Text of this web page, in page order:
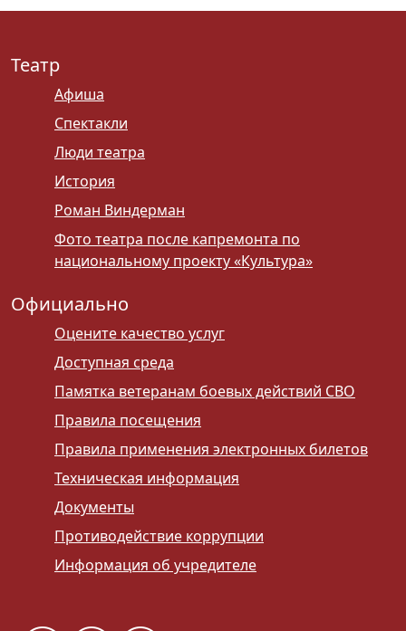
Театр
Афиша
Спектакли
Люди театра
История
Роман Виндерман
Фото театра после капремонта по
национальному проекту «Культура»
Официально
Оцените качество услуг
Доступная среда
Памятка ветеранам боевых действий СВО
Правила посещения
Правила применения электронных билетов
Техническая информация
Документы
Противодействие коррупции
Информация об учредителе